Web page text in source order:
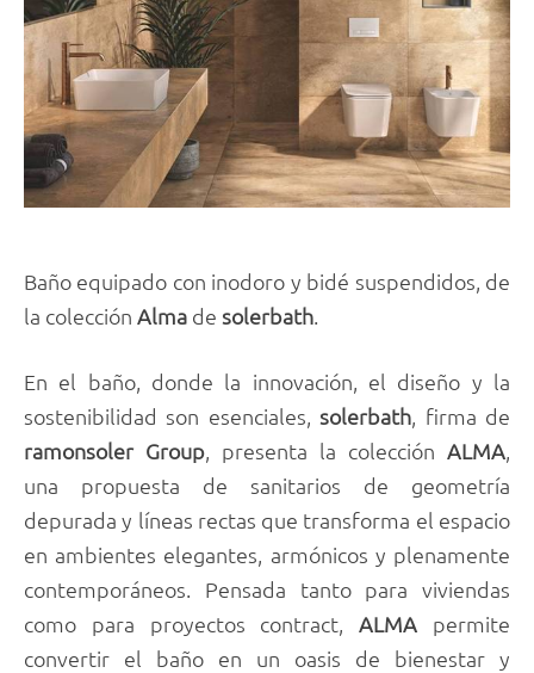
Baño equipado con inodoro y bidé suspendidos, de
la colección Alma de solerbath.
En el baño, donde la innovación, el diseño y la
sostenibilidad son esenciales, solerbath, firma de
ramonsoler Group, presenta la colección ALMA,
una propuesta de sanitarios de geometría
depurada y líneas rectas que transforma el espacio
en ambientes elegantes, armónicos y plenamente
contemporáneos. Pensada tanto para viviendas
como para proyectos contract,ALMA permite
convertir el baño en un oasis de bienestar y